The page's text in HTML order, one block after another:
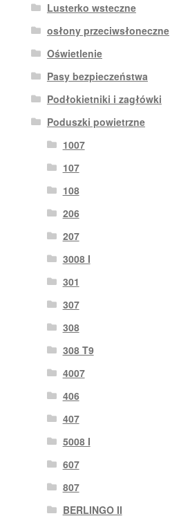
Lusterko wsteczne
osłony przeciwsłoneczne
Oświetlenie
Pasy bezpieczeństwa
Podłokietniki i zagłówki
Poduszki powietrzne
1007
107
108
206
207
3008 I
301
307
308
308 T9
4007
406
407
5008 I
607
807
BERLINGO II